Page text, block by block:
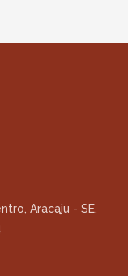
Aracaju - SE.